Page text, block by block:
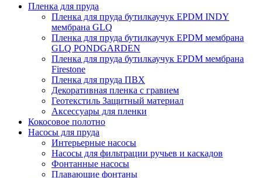
Пленка для пруда
Пленка для пруда бутилкаучук EPDM INDY
мембрана GLQ
Пленка для пруда бутилкаучук EPDM мембрана
GLQ PONDGARDEN
Пленка для пруда бутилкаучук EPDM мембрана
Firestone
Пленка для пруда ПВХ
Декоративная пленка с гравием
Геотекстиль Защитный материал
Аксессуары для пленки
Кокосовое полотно
Насосы для пруда
Интерьерные насосы
Насосы для фильтрации ручьев и каскадов
Фонтанные насосы
Плавающие фонтаны